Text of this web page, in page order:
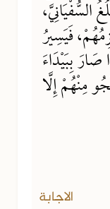
السُّفْيَانِيَّ،
فَيَسِيرُ
بِبَيْدَاءَ
مِنْهُمْ إِلَّا
الاجابة